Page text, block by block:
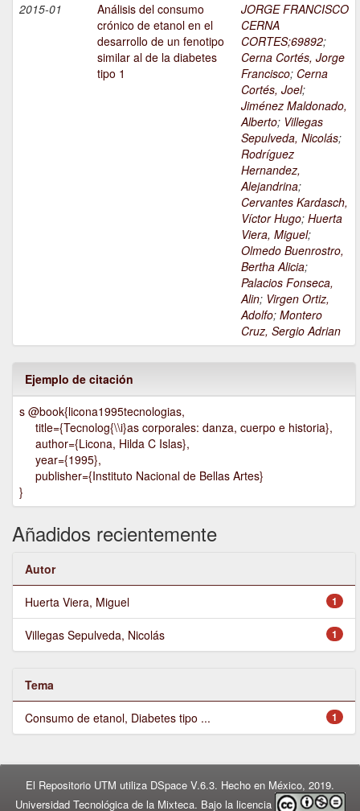
2015-01
Análisis del consumo
crónico de etanol en el
desarrollo de un fenotipo
similar al de la diabetes
tipo 1
JORGE FRANCISCO
CERNA
CORTES;69892;
Cerna Cortés, Jorge
Francisco; Cerna
Cortés, Joel;
Jiménez Maldonado,
Alberto; Villegas
Sepulveda, Nicolás;
Rodríguez
Hernandez,
Alejandrina;
Cervantes Kardasch,
Víctor Hugo; Huerta
Viera, Miguel;
Olmedo Buenrostro,
Bertha Alicia;
Palacios Fonseca,
Alin; Virgen Ortiz,
Adolfo; Montero
Cruz, Sergio Adrian
Ejemplo de citación
s @book{licona1995tecnologias,
title={Tecnolog{\\i}as corporales: danza, cuerpo e historia},
author={Licona, Hilda C Islas},
year={1995},
publisher={Instituto Nacional de Bellas Artes}
}
Añadidos recientemente
Autor
1
Huerta Viera, Miguel
1
Villegas Sepulveda, Nicolás
Tema
1
Consumo de etanol, Diabetes tipo ...
El Repositorio UTM utiliza DSpace V.6.3. Hecho en México, 2019.
Universidad Tecnológica de la Mixteca. Bajo la licencia